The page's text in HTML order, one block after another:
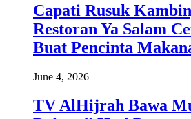
Capati Rusuk
Restoran Ya Salam
Buat Pencinta
June 4, 2026
TV AlHijrah Bawa